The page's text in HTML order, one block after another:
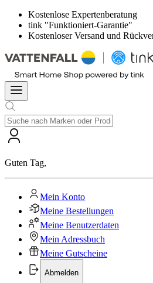
Kostenlose Expertenberatung
tink "Funktioniert-Garantie"
Kostenloser Versand und
Guten Tag,
Mein Konto
Meine Bestellungen
Meine Benutzerdaten
Mein Adressbuch
Meine Gutscheine
Abmelden